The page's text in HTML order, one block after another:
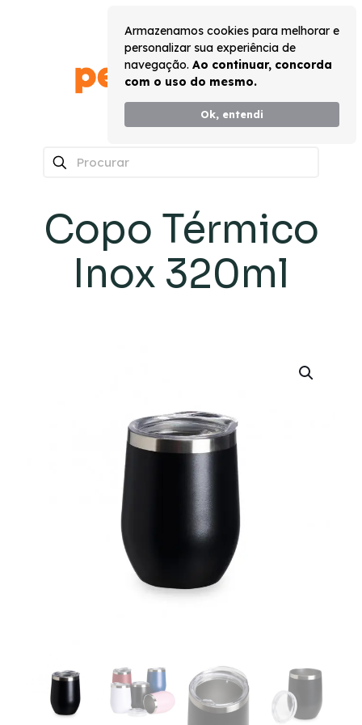
Armazenamos cookies para melhorar e
personalizar sua experiência de
navegação. Ao continuar, concorda
com o uso do mesmo.
Ok, entendi
Copo Térmico
Inox 320ml